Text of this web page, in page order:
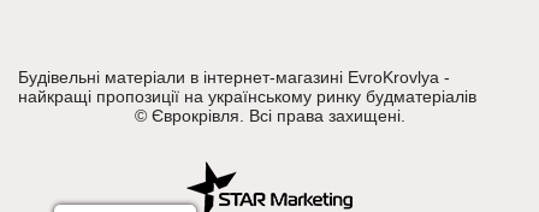
Будівельні матеріали в інтернет-магазині EvroKrovlya -
найкращі пропозиції на українському ринку будматеріалів
© Єврокрівля . Всі права захищені.